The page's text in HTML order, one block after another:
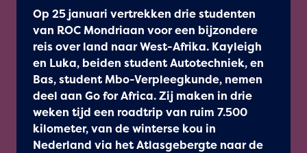
Op 25 januari vertrekken drie studenten
van ROC Mondriaan voor een bijzondere
reis over land naar West-Afrika. Kayleigh
en Luka, beiden student Autotechniek, en
Bas, student Mbo-Verpleegkunde, nemen
deel aan Go for Africa. Zij maken in drie
weken tijd een roadtrip van ruim 7.500
kilometer, van de winterse kou in
Nederland via het Atlasgebergte naar de